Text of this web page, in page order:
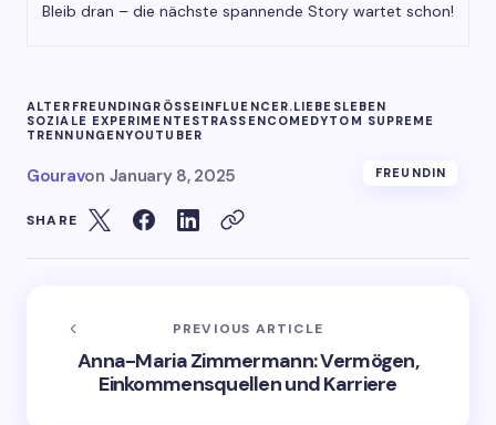
Bleib dran – die nächste spannende Story wartet schon!
ALTER FREUNDINGRÖSSE INFLUENCER.LIEBESLEBEN
SOZIALE EXPERIMENTESTRASSENCOMEDY
TOM SUPREME
TRENNUNGENYOUTUBER
Gouravon January 8, 2025 FREUNDIN
SHARE
PREVIOUS ARTICLE
Anna-Maria Zimmermann: Vermögen,
Einkommensquellen und Karriere